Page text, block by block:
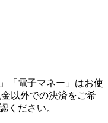
「電子マネー」はお使
以外での決済をご希
ください。